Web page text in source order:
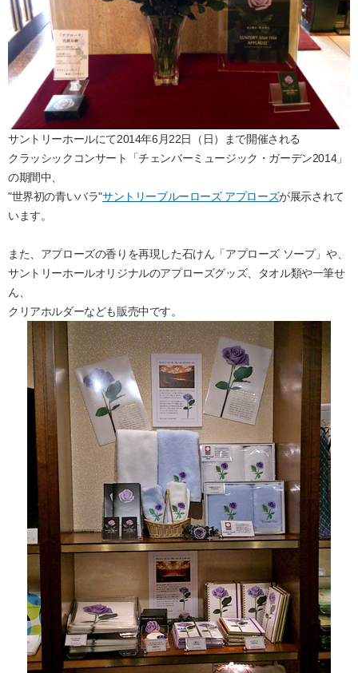
サントリーホールにて2014年6月22日（日）まで開催される
クラッシックコンサート「チェンバーミュージック・ガーデン2014」
の期間中、
"世界初の青いバラ"サントリーブルーローズ アプローズが展示されて
います。
また、アプローズの香りを再現した石けん「アプローズ ソープ」や、
サントリーホールオリジナルのアプローズグッズ、タオル類や一筆せ
ん、
クリアホルダーなども販売中です。